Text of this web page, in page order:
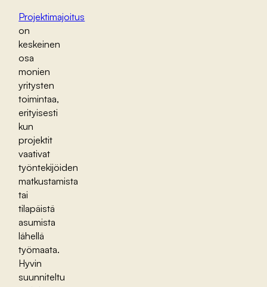
Projektimajoitus
on
keskeinen
osa
monien
yritysten
toimintaa,
erityisesti
kun
projektit
vaativat
työntekijöiden
matkustamista
tai
tilapäistä
asumista
lähellä
työmaata.
Hyvin
suunniteltu